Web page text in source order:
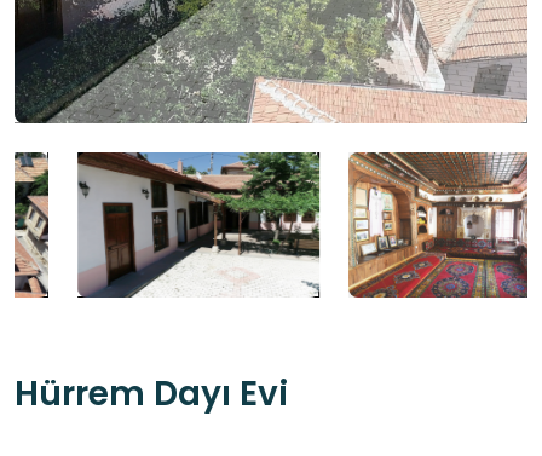
Hürrem Dayı Evi